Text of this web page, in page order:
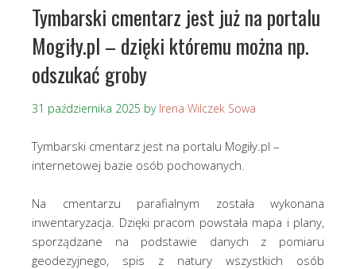
Tymbarski cmentarz jest już na portalu
Mogiły.pl – dzięki któremu można np.
odszukać groby
31 października 2025 by Irena Wilczek Sowa
Tymbarski cmentarz jest na portalu Mogiły.pl –
internetowej bazie osób pochowanych.
Na cmentarzu parafialnym została wykonana
inwentaryzacja. Dzięki pracom powstała mapa i plany,
sporządzane na podstawie danych z pomiaru
geodezyjnego, spis z natury wszystkich osób